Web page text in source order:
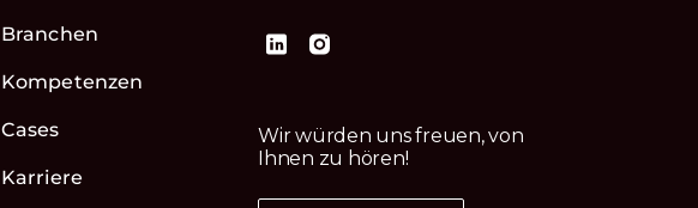
Branchen
Kompetenzen
Cases
Karriere
Wir würden uns freuen, von
Ihnen zu hören!